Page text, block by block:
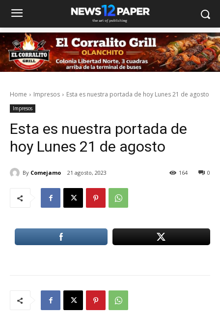
Home Impresos Esta es nuestra portada de hoy Lunes 21 de agosto
Impresos
Esta es nuestra portada de
hoy Lunes 21 de agosto
By Comejamo 21 agosto, 2023 0
164